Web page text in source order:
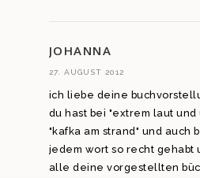
JOHANNA
27. AUGUST 2012
ich liebe deine
du hast bei "extrem laut und
"kafka am strand" und auch
jedem wort so recht gehabt
alle deine vorgestellten